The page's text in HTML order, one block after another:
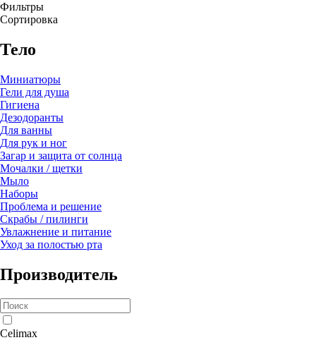
Фильтры
Сортировка
Тело
Миниатюры
Гели для душа
Гигиена
Дезодоранты
Для ванны
Для рук и ног
Загар и защита от солнца
Мочалки / щетки
Мыло
Наборы
Проблема и решение
Скрабы / пилинги
Увлажнение и питание
Уход за полостью рта
Производитель
Celimax